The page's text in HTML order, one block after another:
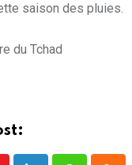
saison des pluies.
du Tchad